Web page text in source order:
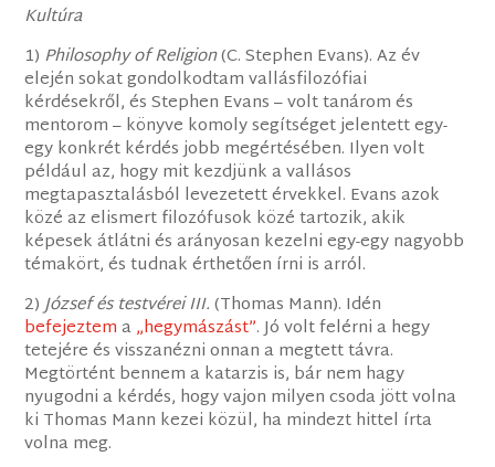
Kultúra
1) Philosophy of Religion(C. Stephen Evans). Az év
elején sokat gondolkodtam vallásfilozófiai
kérdésekről, és Stephen Evans – volt tanárom és
mentorom – könyve komoly segítséget jelentett egy-
egy konkrét kérdés jobb megértésében. Ilyen volt
például az, hogy mit kezdjünk a vallásos
megtapasztalásból levezetett érvekkel. Evans azok
közé az elismert filozófusok közé tartozik, akik
képesek átlátni és arányosan kezelni egy-egy nagyobb
témakört, és tudnak érthetően írni is arról.
2)József és testvérei III.(Thomas Mann). Idén
befejeztema„hegymászást”. Jó volt felérni a hegy
tetejére és visszanézni onnan a megtett távra.
Megtörtént bennem a katarzis is, bár nem hagy
nyugodni a kérdés, hogy vajon milyen csoda jött volna
ki Thomas Mann kezei közül, ha mindezt hittel írta
volna meg.